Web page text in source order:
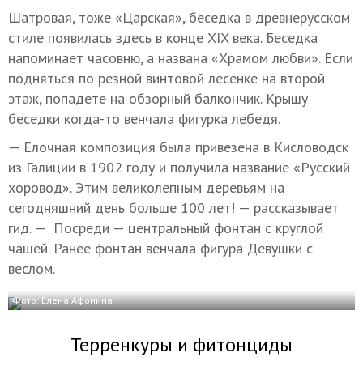
Шатровая, тоже «Царская», беседка в древнерусском
стиле появилась здесь в конце XIX века. Беседка
напоминает часовню, а названа «Храмом любви». Если
подняться по резной винтовой лесенке на второй
этаж, попадете на обзорный балкончик. Крышу
беседки когда-то венчала фигурка лебедя.
— Елочная композиция была привезена в Кисловодск
из Галиции в 1902 году и получила название «Русский
хоровод». Этим великолепным деревьям на
сегодняшний день больше 100 лет! — рассказывает
гид. — Посреди — центральный фонтан с круглой
чашей. Ранее фонтан венчала фигура Девушки с
веслом.
Фото: Елена Афонина
Терренкуры и фитонциды